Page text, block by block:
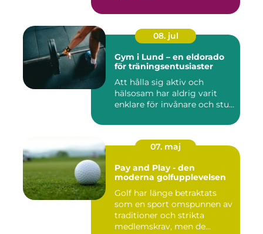
08. jul
Gym i Lund – en eldorado
för träningsentusiaster
Att hålla sig aktiv och
hälsosam har aldrig varit
enklare för invånare och stu...
07. maj
Pay and Play - den
moderna golfupplevelsen
Golf har länge betraktats
som en sport omspunnen av
traditioner och strikta
medlemskrav, men de...